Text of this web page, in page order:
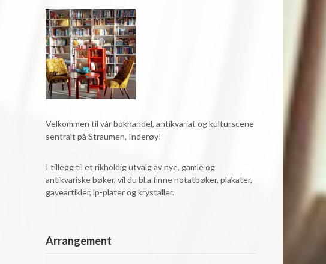
Velkommen til vår bokhandel, antikvariat og kulturscene
sentralt på Straumen, Inderøy!
I tillegg til et rikholdig utvalg av nye, gamle og
antikvariske bøker, vil du bl.a finne notatbøker, plakater,
gaveartikler, lp-plater og krystaller.
Arrangement